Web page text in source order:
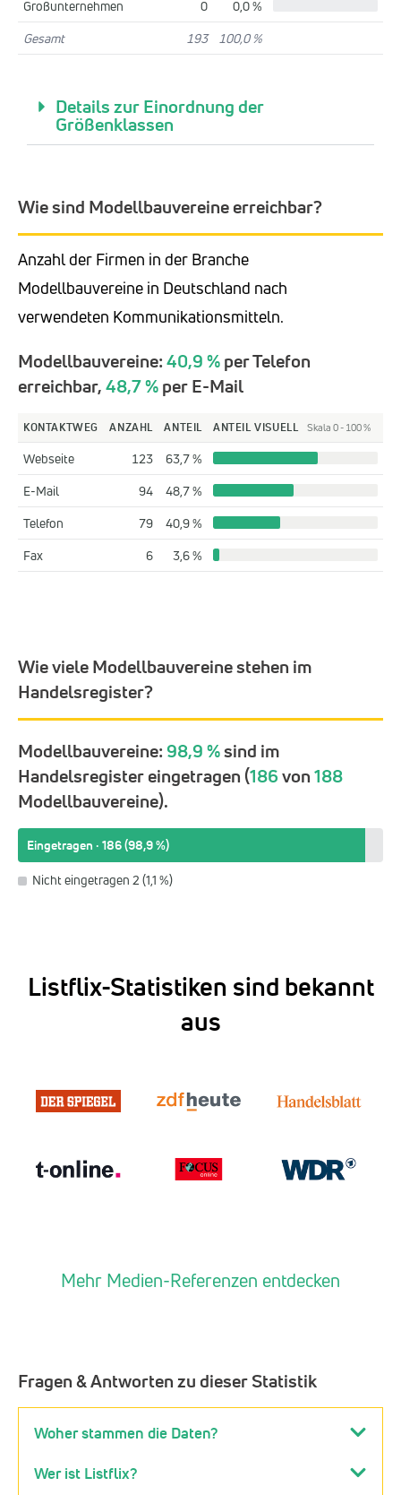
Großunternehmen 0
0,0 %
Gesamt
193 100,0 %
Details zur Einordnung der
Größenklassen
Wie sind Modellbauvereine erreichbar?
Anzahl der Firmen in der Branche
Modellbauvereine in Deutschland nach
verwendeten Kommunikationsmitteln.
Modellbauvereine:40,9 %per Telefon
erreichbar,48,7 %per E-Mail
KONTAKTWEG ANZAHL ANTEIL ANTEIL VISUELL Skala 0 - 100 %
Webseite 123
63,7 %
E-Mail
94
48,7 %
Telefon
79
40,9 %
Fax
6 3,6 %
Wie viele Modellbauvereine stehen im
Handelsregister?
Modellbauvereine:98,9 %sind im
Handelsregister eingetragen (186von188
Modellbauvereine).
Eingetragen · 186 (98,9 %)
Nicht eingetragen 2 (1,1 %)
Listflix-Statistiken sind bekannt
aus
Mehr Medien-Referenzen entdecken
Fragen & Antworten zu dieser Statistik
Woher stammen die Daten?
Wer ist Listflix?